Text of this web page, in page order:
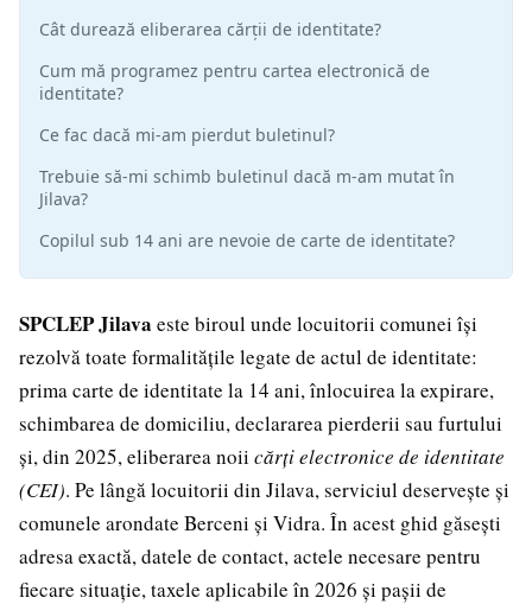
SPCLEP Jilava este biroul unde locuitorii comunei își
rezolvă toate formalitățile legate de actul de identitate:
prima carte de identitate la 14 ani, înlocuirea la expirare,
schimbarea de domiciliu, declararea pierderii sau furtului
și, din 2025, eliberarea noii cărți electronice de identitate
(CEI). Pe lângă locuitorii din Jilava, serviciul deservește și
comunele arondate Berceni și Vidra. În acest ghid găsești
adresa exactă, datele de contact, actele necesare pentru
fiecare situație, taxele aplicabile în 2026 și pașii de
Cât durează eliberarea cărții de identitate?
Cum mă programez pentru cartea electronică de
identitate?
Ce fac dacă mi-am pierdut buletinul?
Trebuie să-mi schimb buletinul dacă m-am mutat în
Jilava?
Copilul sub 14 ani are nevoie de carte de identitate?